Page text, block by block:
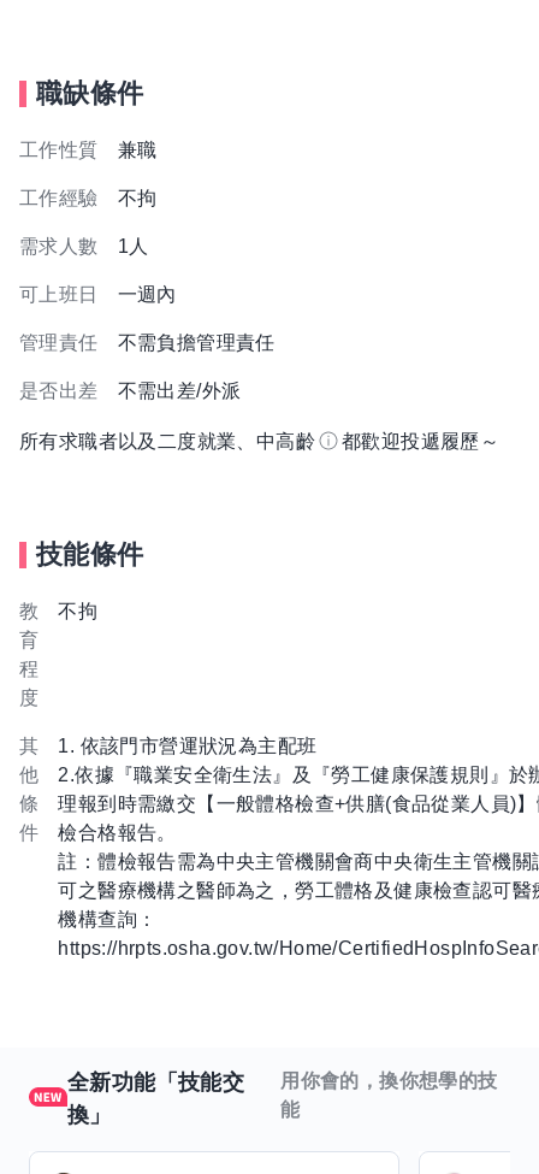
職缺條件
工作性質 兼職
工作經驗 不拘
需求人數 1人
可上班日 一週內
管理責任 不需負擔管理責任
是否出差 不需出差/外派
所有求職者以及二度就業、中高齡 都歡迎投遞履歷～
技能條件
教
育
程
度
不拘
其
他
條
件
1. 依該門市營運狀況為主配班
2.依據『職業安全衛生法』及『勞工健康保護規則』於
理報到時需繳交【一般體格檢查+供膳(食品從業人員)
檢合格報告。
註：體檢報告需為中央主管機關會商中央衛生主管機關
可之醫療機構之醫師為之，勞工體格及健康檢查認可醫
機構查詢：
https://hrpts.osha.gov.tw/Home/
全新功能「技能交
換」
用你會的，換你想學的技
能